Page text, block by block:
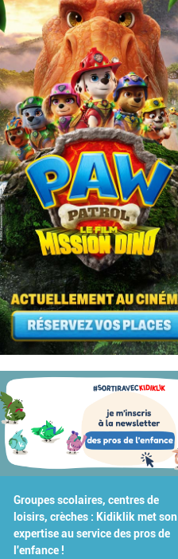
Groupes scolaires, centres de
loisirs, crèches : Kidiklik met son
expertise au service des pros de
l'enfance !